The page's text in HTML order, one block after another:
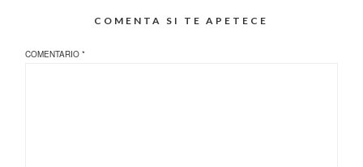
COMENTA SI TE APETECE
COMENTARIO*